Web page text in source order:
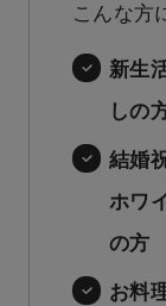
こんな方
新生
しの
結婚
ホワ
の方
お料